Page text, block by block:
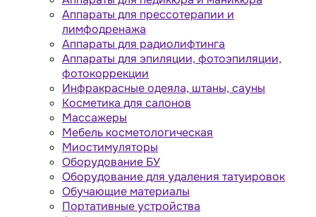
Аппараты для прессотерапии и
лимфодренажа
Аппараты для радиолифтинга
Аппараты для эпиляции, фотоэпиляции,
фотокоррекции
Инфракрасные одеяла, штаны, сауны
Косметика для салонов
Массажеры
Мебель косметологическая
Миостимуляторы
Оборудование БУ
Оборудование для удаления татуировок
Обучающие материалы
Портативные устройства